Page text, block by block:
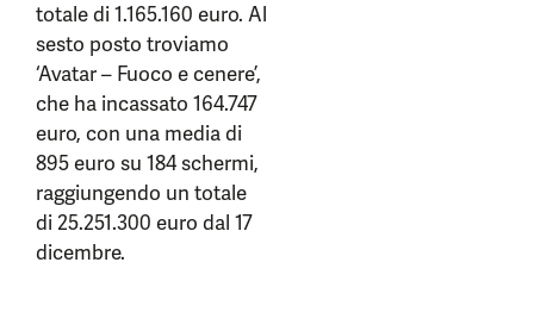
totale di 1.165.160 euro. Al
sesto posto troviamo
‘Avatar – Fuoco e cenere’,
che ha incassato 164.747
euro, con una media di
895 euro su 184 schermi,
raggiungendo un totale
di 25.251.300 euro dal 17
dicembre.